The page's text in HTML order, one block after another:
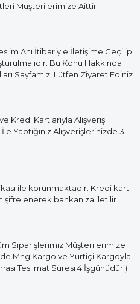
Müşterilerimize Aittir
Anı İtibariyle İletişime Geçilip
Bu Konu Hakkında
Sayfamızı Lütfen Ziyaret Ediniz
Kredi Kartlarıyla Alışveriş
Yaptığınız Alışverişlerinizde 3
ile korunmaktadır. Kredi kartı
bankanıza iletilir
Siparişlerimiz Müşterilerimize
Mng Kargo ve Yurtiçi Kargoyla
Teslimat Süresi 4 İşgünüdür )